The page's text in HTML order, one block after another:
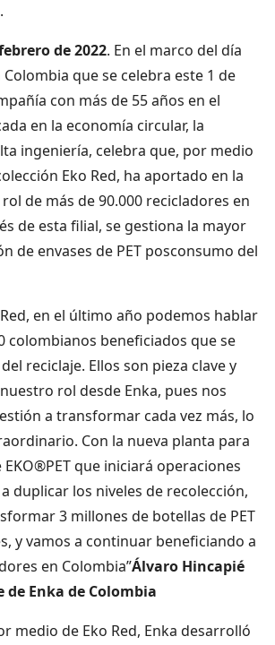
de 2022. En el marco del día
que se celebra este 1 de
con más de 55 años en el
en la economía circular, la
ingeniería, celebra que, por medio
Eko Red, ha aportado en la
de más de 90.000 recicladores en
de esta filial, se gestiona la mayor
de envases de PET posconsumo del
en el último año podemos hablar
colombianos beneficiados que se
reciclaje. Ellos son pieza clave y
rol desde Enka, pues nos
a transformar cada vez más, lo
Con la nueva planta para
que iniciará operaciones
duplicar los niveles de recolección,
3 millones de botellas de PET
y vamos a continuar beneficiando a
en Colombia”Álvaro Hincapié
de Enka de Colombia
medio de Eko Red, Enka desarrolló